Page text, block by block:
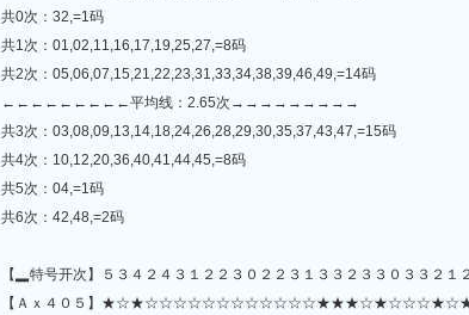
共0次：32,=1码
共1次：01,02,11,16,17,19,25,27,=8码
共2次：05,06,07,15,21,22,23,31,33,34,38,39,46,49,=14码
←←←←←←←←←平均线：2.65次→→→→→→→→→
共3次：03,08,09,13,14,18,24,26,28,29,30,35,37,43,47,=15码
共4次：10,12,20,36,40,41,44,45,=8码
共5次：04,=1码
共6次：42,48,=2码
【▂特号开次】５３４２４３１２２３０２２３１３３２３３０３３２１
【Ａｘ４０５】★☆★☆☆☆☆☆☆☆☆☆☆☆☆★★★☆★☆☆☆★☆★★☆★★